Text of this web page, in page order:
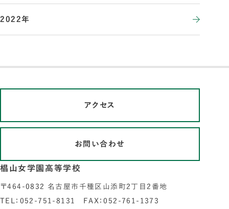
2022年
アクセス
お問い合わせ
椙山女学園高等学校
〒464-0832 名古屋市千種区山添町2丁目2番地
TEL：052-751-8131 FAX：052-761-1373